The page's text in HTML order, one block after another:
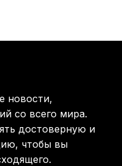
новости,
со всего мира.
достоверную и
чтобы вы